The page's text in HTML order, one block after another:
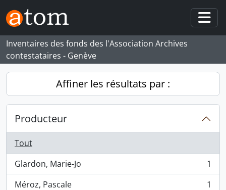
Skip to main content
Inventaires des fonds des l'Association Archives
contestataires - Genève
Affiner les résultats par :
Producteur
Tout
Glardon, Marie-Jo
, 1 résultats
1
Méroz, Pascale
1